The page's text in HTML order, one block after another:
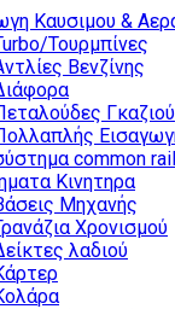
Καυσιμου &
Τουρμπίνες
Βενζίνης
Γκαζιού
common rail
Κινητηρα
Μηχανής
Χρονισμού
λαδιού